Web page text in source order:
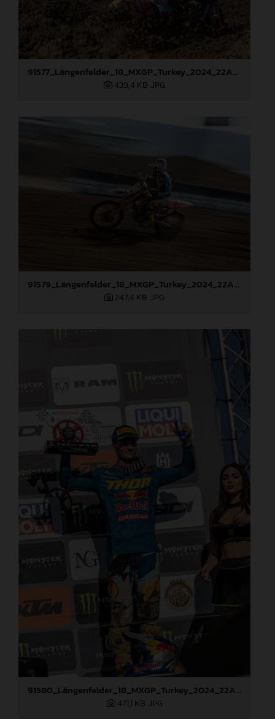
91577_Längenfelder_18_MXGP_Turkey_2024_22A2171
439,4 KB .JPG
91579_Längenfelder_18_MXGP_Turkey_2024_22A2970
247,4 KB .JPG
91580_Längenfelder_18_MXGP_Turkey_2024_22A3259
471,1 KB .JPG